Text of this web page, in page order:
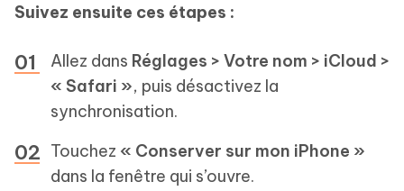
Suivez ensuite ces étapes :
Allez dans Réglages > Votre nom > iCloud >
« Safari », puis désactivez la
synchronisation.
Touchez « Conserver sur mon iPhone »
dans la fenêtre qui s’ouvre.